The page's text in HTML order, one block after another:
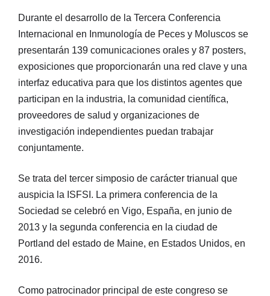
Durante el desarrollo de la Tercera Conferencia
Internacional en Inmunología de Peces y Moluscos se
presentarán 139 comunicaciones orales y 87 posters,
exposiciones que proporcionarán una red clave y una
interfaz educativa para que los distintos agentes que
participan en la industria, la comunidad científica,
proveedores de salud y organizaciones de
investigación independientes puedan trabajar
conjuntamente.
Se trata del tercer simposio de carácter trianual que
auspicia la ISFSI. La primera conferencia de la
Sociedad se celebró en Vigo, España, en junio de
2013 y la segunda conferencia en la ciudad de
Portland del estado de Maine, en Estados Unidos, en
2016.
Como patrocinador principal de este congreso se